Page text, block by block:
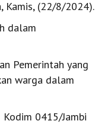
Kamis, (22/8/2024).
dalam
Pemerintah yang
warga dalam
0415/Jambi